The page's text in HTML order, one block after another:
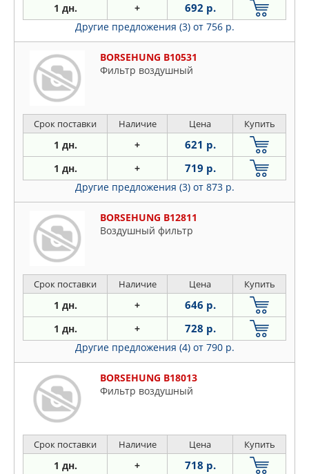
1 дн. + 692 р.
Другие предложения (3) от 756 р.
BORSEHUNG B10531
Фильтр воздушный
Срок поставки Наличие Цена Купить
1 дн. + 621 р.
1 дн. + 719 р.
Другие предложения (3) от 873 р.
BORSEHUNG B12811
Воздушный фильтр
Срок поставки Наличие Цена Купить
1 дн. + 646 р.
1 дн. + 728 р.
Другие предложения (4) от 790 р.
BORSEHUNG B18013
Фильтр воздушный
Срок поставки Наличие Цена Купить
1 дн. + 718 р.